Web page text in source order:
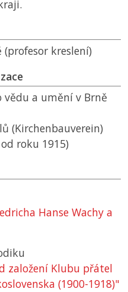
(profesor kreslení)
vědu a umění v Brně
(Kirchenbauverein)
roku 1915)
Hanse Wachy a
založení Klubu přátel
(1900-1918)"